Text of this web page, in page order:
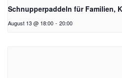
Schnupperpaddeln für Familien,
August 13 @ 18:00 - 20:00